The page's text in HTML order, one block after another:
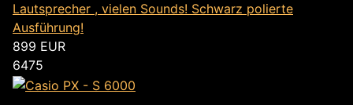
Lautsprecher , vielen Sounds! Schwarz polierte
Ausführung!
899 EUR
6475